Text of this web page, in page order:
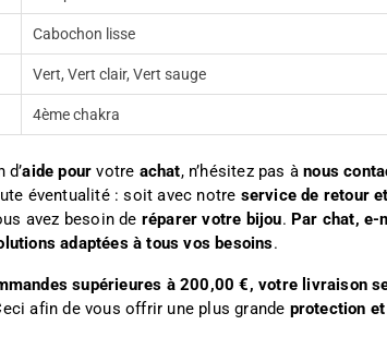
Cabochon lisse
Vert, Vert clair, Vert sauge
4ème chakra
d’aide pour votre achat, n’hésitez pas ànous
éventualité : soit avec notre service de retour et
avez besoin de réparer votre bijou. Par chat, e-
adaptées à tous vos besoins.
supérieures à 200,00 €, votre livraison
afin de vous offrir une plus grande protection